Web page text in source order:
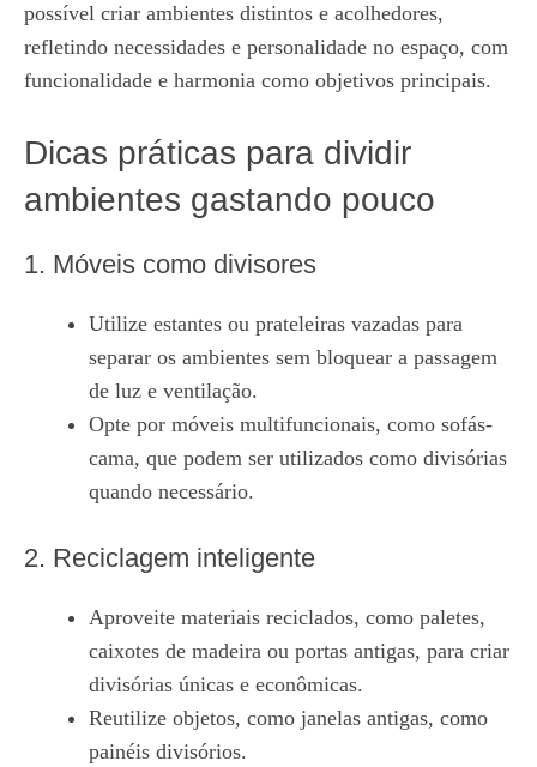
possível criar ambientes distintos e acolhedores,
refletindo necessidades e personalidade no espaço, com
funcionalidade e harmonia como objetivos principais.
Dicas práticas para dividir
ambientes gastando pouco
1. Móveis como divisores
Utilize estantes ou prateleiras vazadas para
separar os ambientes sem bloquear a passagem
de luz e ventilação.
Opte por móveis multifuncionais, como sofás-
cama, que podem ser utilizados como divisórias
quando necessário.
2. Reciclagem inteligente
Aproveite materiais reciclados, como paletes,
caixotes de madeira ou portas antigas, para criar
divisórias únicas e econômicas.
Reutilize objetos, como janelas antigas, como
painéis divisórios.